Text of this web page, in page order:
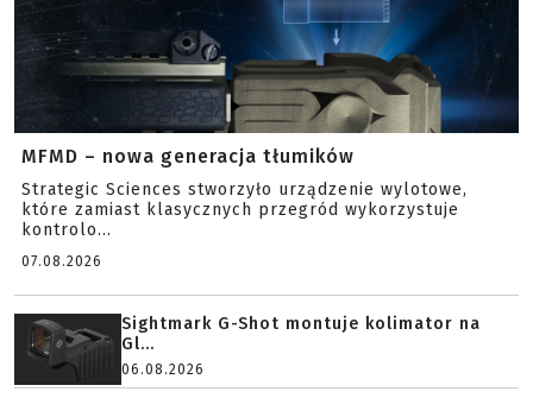
MFMD – nowa generacja tłumików
Strategic Sciences stworzyło urządzenie wylotowe,
które zamiast klasycznych przegród wykorzystuje
kontrolo...
07.08.2026
Sightmark G-Shot montuje kolimator na
Gl...
06.08.2026